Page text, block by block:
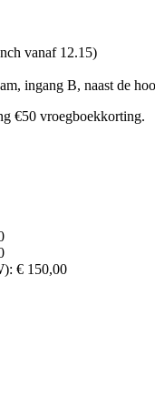
vanaf 12.15)
ingang B, naast de
€50 vroegboekkorting.
€ 150,00